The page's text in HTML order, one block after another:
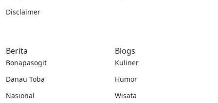
Disclaimer
Berita
Bonapasogit
Danau Toba
Nasional
Blogs
Kuliner
Humor
Wisata